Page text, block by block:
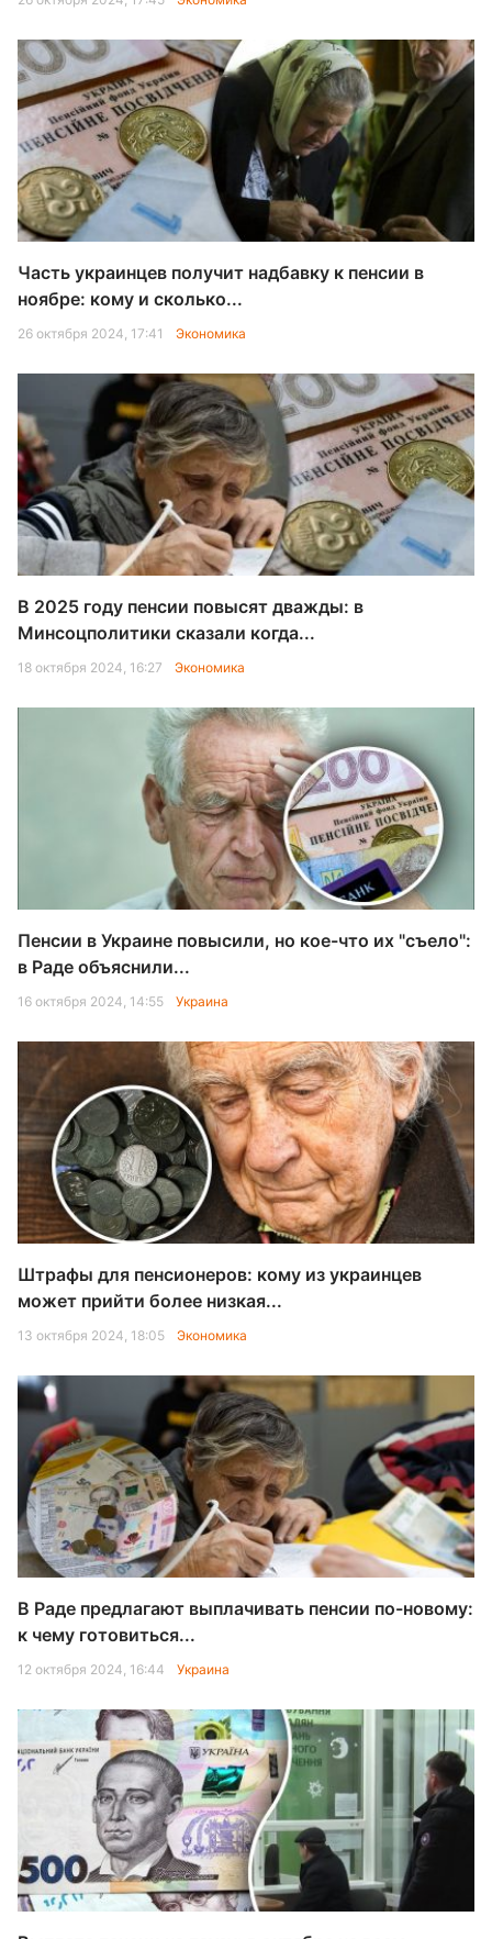
Часть украинцев получит надбавку к пенсии в
ноябре: кому и сколько...
26 октября 2024, 17:41 Экономика
В 2025 году пенсии повысят дважды: в
Минсоцполитики сказали когда...
18 октября 2024, 16:27 Экономика
Пенсии в Украине повысили, но кое-что их "съело":
в Раде объяснили...
16 октября 2024, 14:55 Украина
Штрафы для пенсионеров: кому из украинцев
может прийти более низкая...
13 октября 2024, 18:05 Экономика
В Раде предлагают выплачивать пенсии по-новому:
к чему готовиться...
12 октября 2024, 16:44 Украина